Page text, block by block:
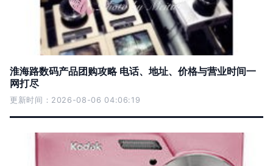
淮海路数码产品团购攻略 电话、地址、价格与营业时间一
网打尽
更新时间：2026-08-06 04:06:19